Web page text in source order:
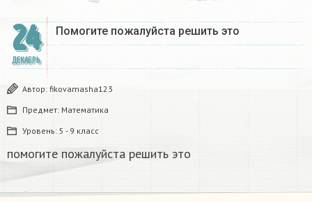
24
ДЕКАБРЬ
Помогите пожалуйста решить это
Автор: fikovamasha123
Предмет: Математика
Уровень: 5 - 9 класс
помогите пожалуйста решить это